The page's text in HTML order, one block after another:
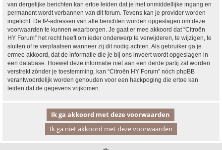
van dergelijke berichten kan ertoe leiden dat je met onmiddellijke ingang en
permanent wordt verbannen van dit forum. Tevens kan je provider worden
ingelicht. De IP-adressen van alle berichten worden opgeslagen om deze
voorwaarden te kunnen waarborgen. Je gaat er mee akkoord dat “Citroën
HY Forum” het recht heeft om ieder onderwerp te verwijderen, te wijzigen, te
sluiten of te verplaatsen wanneer zij dit nodig achten. Als gebruiker ga je
ermee akkoord, dat de informatie die je bij ons invoert wordt opgeslagen in
een database. Hoewel deze informatie niet aan een derde partij zal worden
verstrekt zónder je toestemming, kan “Citroën HY Forum” nóch phpBB
verantwoordelijk worden gehouden voor een hackpoging die ertoe kan
leiden dat de gegevens vrijkomen.